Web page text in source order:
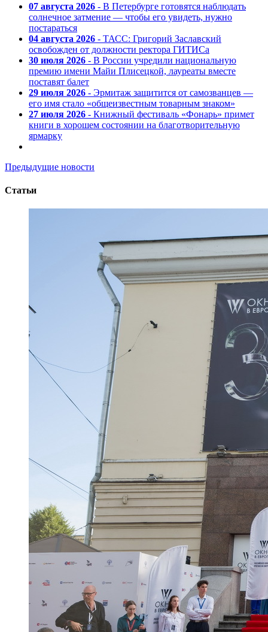
07 августа 2026 - В Петербурге готовятся наблюдать
солнечное затмение — чтобы его увидеть, нужно
постараться
04 августа 2026 - ТАСС: Григорий Заславский
освобожден от должности ректора ГИТИСа
30 июля 2026 - В России учредили национальную
премию имени Майи Плисецкой, лауреаты вместе
поставят балет
29 июля 2026 - Эрмитаж защитится от самозванцев —
его имя стало «общеизвестным товарным знаком»
27 июля 2026 - Книжный фестиваль «Фонарь» примет
книги в хорошем состоянии на благотворительную
ярмарку
Предыдущие новости
Статьи